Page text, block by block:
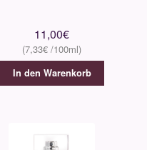
11,00€
7,33€
In den Warenkorb